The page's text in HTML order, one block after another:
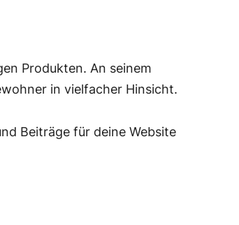
Produkten. An seinem
in vielfacher Hinsicht.
Beiträge für deine Website